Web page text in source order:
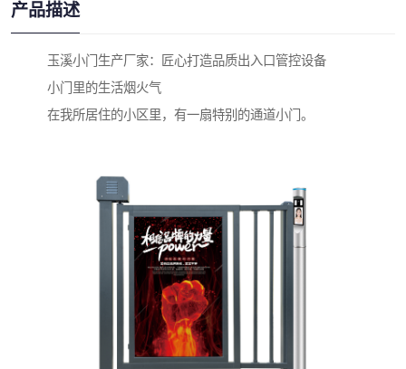
产品描述
玉溪小门生产厂家：匠心打造品质出入口管控设备
小门里的生活烟火气
在我所居住的小区里，有一扇特别的通道小门。